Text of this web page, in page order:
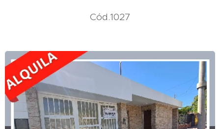
Cód.1027